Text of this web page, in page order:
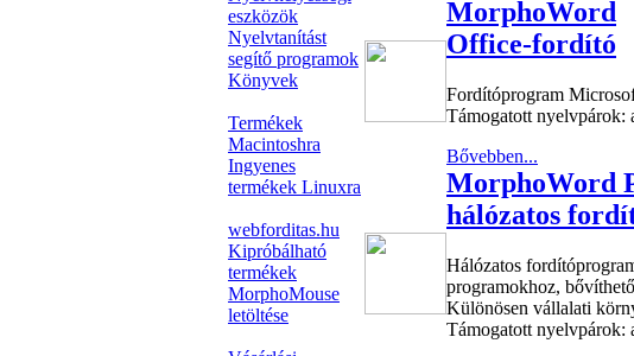
eszközök
Nyelvtanítást
segítő programok
Könyvek
Termékek
Macintoshra
Ingyenes
termékek Linuxra
webforditas.hu
Kipróbálható
termékek
MorphoMouse
letöltése
MorphoWord
Office-fordító
Fordítóprogram
Támogatott nyelvpárok:
Bővebben...
MorphoWord
hálózatos
Hálózatos
programokhoz,
Különösen vállalati
Támogatott nyelvpárok: